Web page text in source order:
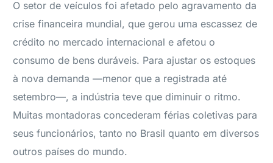
O setor de veículos foi afetado pelo agravamento da
crise financeira mundial, que gerou uma escassez de
crédito no mercado internacional e afetou o
consumo de bens duráveis. Para ajustar os estoques
à nova demanda —menor que a registrada até
setembro—, a indústria teve que diminuir o ritmo.
Muitas montadoras concederam férias coletivas para
seus funcionários, tanto no Brasil quanto em diversos
outros países do mundo.